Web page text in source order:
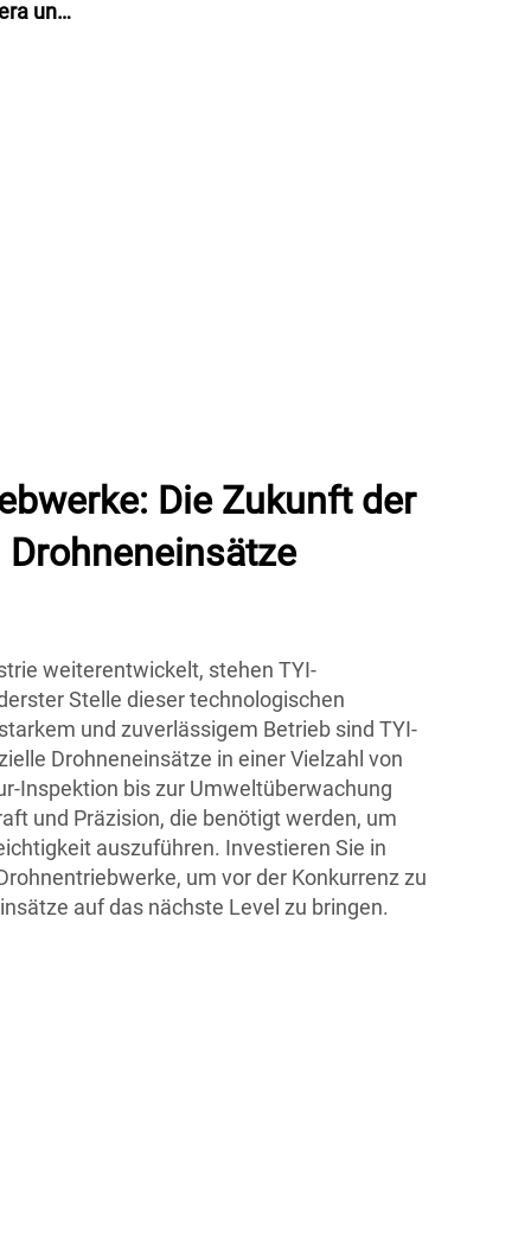
und
Die Zukunft der
weiterentwickelt, stehen TYI-
Stelle dieser technologischen
und zuverlässigem Betrieb sind TYI-
Drohneneinsätze in einer Vielzahl von
Inspektion bis zur Umweltüberwachung
und Präzision, die benötigt werden, um
auszuführen. Investieren Sie in
um vor der Konkurrenz zu
auf das nächste Level zu bringen.